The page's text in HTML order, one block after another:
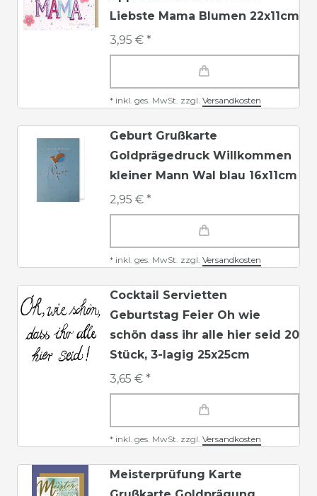
Liebste Mama Blumen 22x11cm
3,95 € *
* inkl. ges. MwSt. zzgl. Versandkosten
Geburt Grußkarte
Goldprägedruck Willkommen
kleiner Mann Wal blau 16x11cm
2,95 € *
* inkl. ges. MwSt. zzgl. Versandkosten
Cocktail Servietten
Geburtstag Feier Oh wie
schön dass ihr alle hier seid 20
Stück, 3-lagig 25x25cm
3,65 € *
* inkl. ges. MwSt. zzgl. Versandkosten
Meisterprüfung Karte